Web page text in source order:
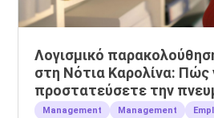
Λογισμικό
στη Νότια Καρολίνα: Πώς
προστατεύσετε την
ιδιοκτησία
Management Management